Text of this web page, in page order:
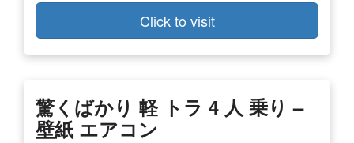
Click to visit
驚くばかり 軽 トラ 4 人 乗り –
壁紙 エアコン